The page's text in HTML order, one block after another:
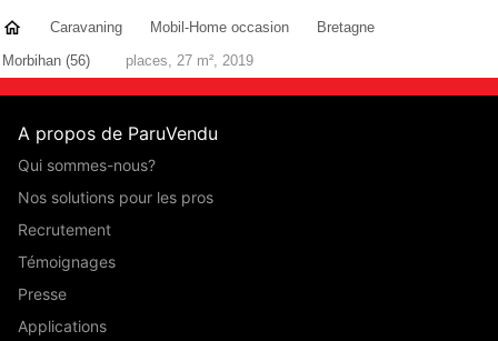
Caravaning Mobil-Home occasion
Bretagne
Morbihan (56)
places, 27 m², 2019
A propos de ParuVendu
Qui sommes-nous?
Nos solutions pour les pros
Recrutement
Témoignages
Presse
Applications